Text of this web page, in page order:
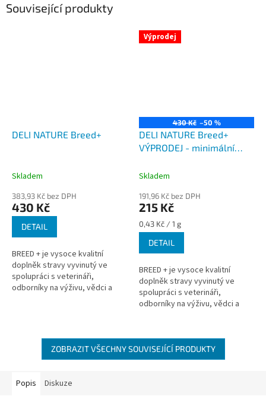
Související produkty
DELI NATURE Breed+
Skladem
383,93 Kč bez DPH
430 Kč
DETAIL
BREED + je vysoce kvalitní
doplněk stravy vyvinutý ve
spolupráci s veterináři,
odborníky na výživu, vědci a
Výprodej
430 Kč –50 %
DELI NATURE Breed+
VÝPRODEJ - minimální
Skladem
191,96 Kč bez DPH
215 Kč
Měrná
cena:
0,43 Kč / 1 g
DETAIL
BREED + je vysoce kvalitní
doplněk stravy vyvinutý ve
spolupráci s veterináři,
odborníky na výživu, vědci a
aminokyselin,...
ZOBRAZIT VŠECHNY SOUVISEJÍCÍ PRODUKTY
Popis Diskuze